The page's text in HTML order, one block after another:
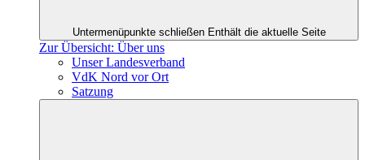
Untermenüpunkte schließen Enthält die aktuelle Seite
Zur Übersicht: Über uns
Unser Landesverband
VdK Nord vor Ort
Satzung